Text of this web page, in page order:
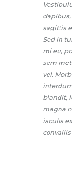
sagittis
Sed in
mi eu,
sem
vel.
blandit,
magna
iaculis